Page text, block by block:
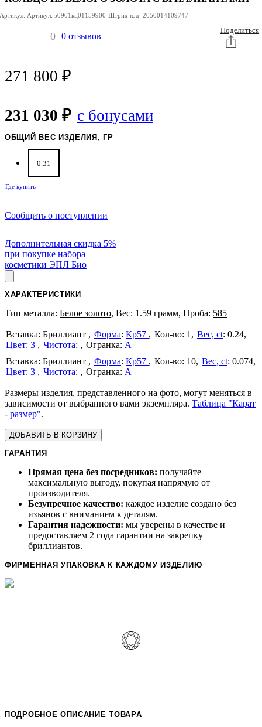
Артикул: Артикул: э0901кц01159900 Штрих код: 2050014109747
0 0 отзывов
Поделиться
271 800 ₽
231 030 ₽ с бонусами
ОБЩИЙ ВЕС ИЗДЕЛИЯ, ГР
0.31
Где купить
Сообщить о поступлении
Дополнительная скидка 5%
при покупке набора
косметики ЭПЛ Био
ХАРАКТЕРИСТИКИ
Тип металла: Белое золото, Вес: 1.59 грамм, Проба: 585
Бриллиант Форма: Кр57 1 Вес, ct: 0.24
Цвет: 3 Чистота:
А
Бриллиант
Форма: Кр57 10 Вес, ct: 0.074
Цвет: 3 Чистота: А
Размеры изделия, представленного на фото, могут меняться в
зависимости от выбранного вами экземпляра. Таблица "Карат
- размер".
ДОБАВИТЬ В КОРЗИНУ
ГАРАНТИЯ
Прямая цена без посредников: получайте
максимальную выгоду, покупая напрямую от
производителя.
Безупречное качество: каждое изделие создано без
изъянов с вниманием к деталям.
Гарантия надежности: мы уверены в качестве и
предоставляем 2 года гарантии на закрепку
бриллиантов.
ФИРМЕННАЯ УПАКОВКА К КАЖДОМУ ИЗДЕЛИЮ
ПОДРОБНОЕ ОПИСАНИЕ ТОВАРА